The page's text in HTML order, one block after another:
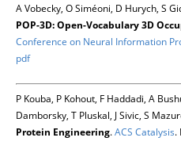
A Vobecky, O Siméoni, D Hurych, S
POP-3D: Open-Vocabulary 3D
Conference on Neural Information
pdf
P Kouba, P Kohout, F Haddadi, A
Damborsky, T Pluskal, J Sivic, S
Protein Engineering.ACS Catalysis.